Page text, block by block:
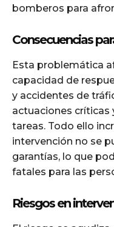
bomberos para
Consecuencias
Esta problemática
capacidad de
y accidentes de
actuaciones
tareas. Todo ello
intervención no se
garantías, lo que
fatales para las
Riesgos en